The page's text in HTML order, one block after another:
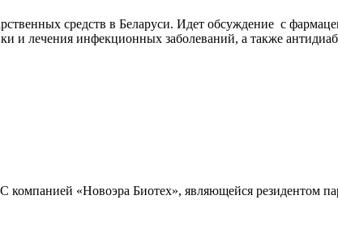
средств в Беларуси. Идет обсуждение с
и лечения инфекционных заболеваний, а также
компанией «Новоэра Биотех», являющейся резидентом